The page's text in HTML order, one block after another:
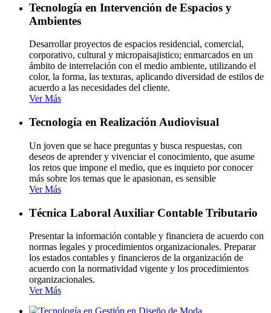
Tecnología en Intervención de Espacios y
Ambientes
Desarrollar proyectos de espacios residencial, comercial,
corporativo, cultural y micropaisajistico; enmarcados en un
ámbito de interrelación con el medio ambiente, utilizando el
color, la forma, las texturas, aplicando diversidad de estilos de
acuerdo a las necesidades del cliente.
Ver Más
Tecnología en Realización Audiovisual
Un joven que se hace preguntas y busca respuestas, con
deseos de aprender y vivenciar el conocimiento, que asume
los retos que impone el medio, que es inquieto por conocer
más sobre los temas que le apasionan, es sensible
Ver Más
Técnica Laboral Auxiliar Contable Tributario
Presentar la información contable y financiera de acuerdo con
normas legales y procedimientos organizacionales. Preparar
los estados contables y financieros de la organización de
acuerdo con la normatividad vigente y los procedimientos
organizacionales.
Ver Más